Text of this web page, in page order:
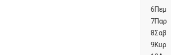
6Πεμ
7Παρ
8Σαβ
9Κυρ